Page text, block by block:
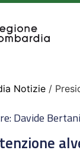
Notizie /
Davide Bertani